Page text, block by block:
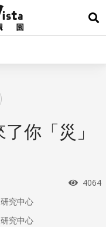
展
你「災」
瀏覽
4064
究中心
究中心